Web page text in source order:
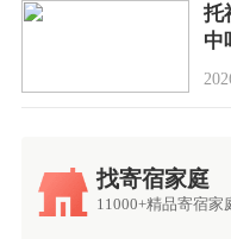
托
中
找寄宿家庭
11000+精品寄宿家